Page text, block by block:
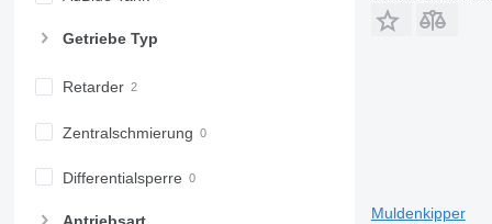
Getriebe Typ
Retarder
Zentralschmierung
Differentialsperre
Muldenkipper